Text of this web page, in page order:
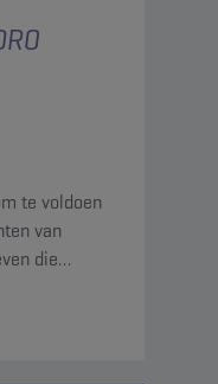
te voldoen
van
die